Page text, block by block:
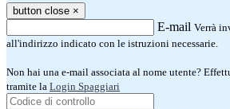
button close ×
E-mail Verrà
all'indirizzo indicato con le istruzioni necessarie.
Non hai una e-mail associata al nome utente?
tramite la Login Spaggiari